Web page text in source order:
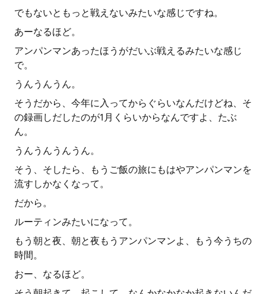
でもないともっと戦えないみたいな感じですね。
あーなるほど。
アンパンマンあったほうがだいぶ戦えるみたいな感じ
で。
うんうんうん。
そうだから、今年に入ってからぐらいなんだけどね、そ
の録画しだしたのが1月くらいからなんですよ、たぶ
ん。
うんうんうんうん。
そう、そしたら、もうご飯の旅にもはやアンパンマンを
流すしかなくなって。
だから。
ルーティンみたいになって。
もう朝と夜、朝と夜もうアンパンマンよ、もう今うちの
時間。
おー、なるほど。